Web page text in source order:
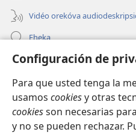
Configuración de
Para que usted tenga la
usamos cookiesy otras
cookiesson necesarias
y no se pueden rechazar.
Vidéo orekóva
Eheka
Ayuda
Edona hag̃ua
(abre
nueva
ventana)
Vivliotéka oĩva Internétpe
(abre